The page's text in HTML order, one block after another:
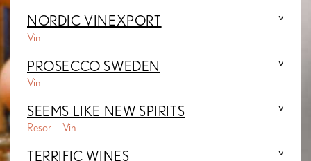
NORDIC VINEXPORT
Vin
PROSECCO SWEDEN
Vin
SEEMS LIKE NEW SPIRITS
Resor Vin
TERRIFIC WINES